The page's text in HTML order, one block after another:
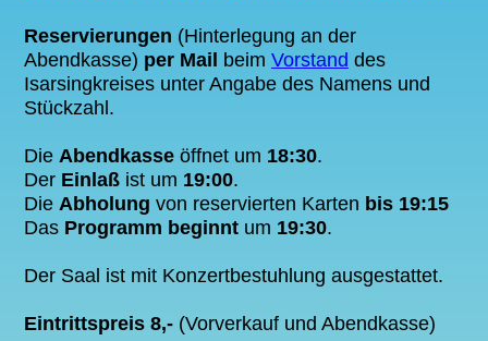
Reservierungen (Hinterlegung an der
Abendkasse) per Mail beim Vorstand des
Isarsingkreises unter Angabe des Namens und
Stückzahl.
Die Abendkasseöffnet um 18:30.
Der Einlaßist um 19:00.
Die Abholung von reservierten Karten bis 19:15
Das Programm beginntum 19:30.
Der Saal ist mit Konzertbestuhlung ausgestattet.
Eintrittspreis 8,- (Vorverkauf und Abendkasse)